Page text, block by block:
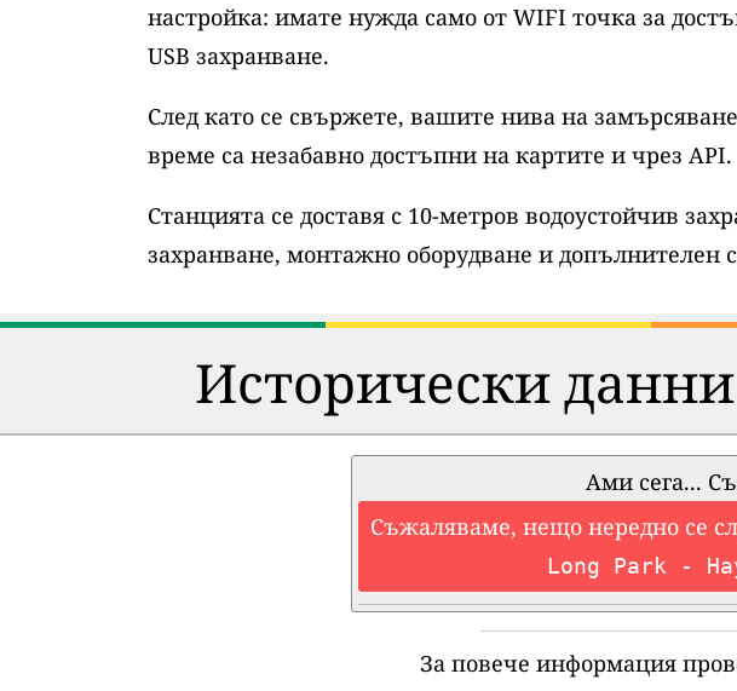
настройка: имате нужда само от WIFI точка за
USB захранване.
След като се свържете, вашите нива на
време са незабавно достъпни на картите и чрез API.
Станцията се доставя с 10-метров водоустойчив
захранване, монтажно оборудване и допълнителен
Исторически
Ами сега...
Съжаляваме, нещо нередно се
Long Park -
За повече информация